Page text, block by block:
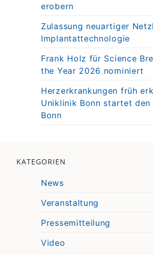
erobern
Zulassung neuartiger
Implantattechnologie
Frank Holz für Science
the Year 2026 nominiert
Herzerkrankungen früh
Uniklinik Bonn startet den
Bonn
KATEGORIEN
News
Veranstaltung
Pressemitteilung
Video